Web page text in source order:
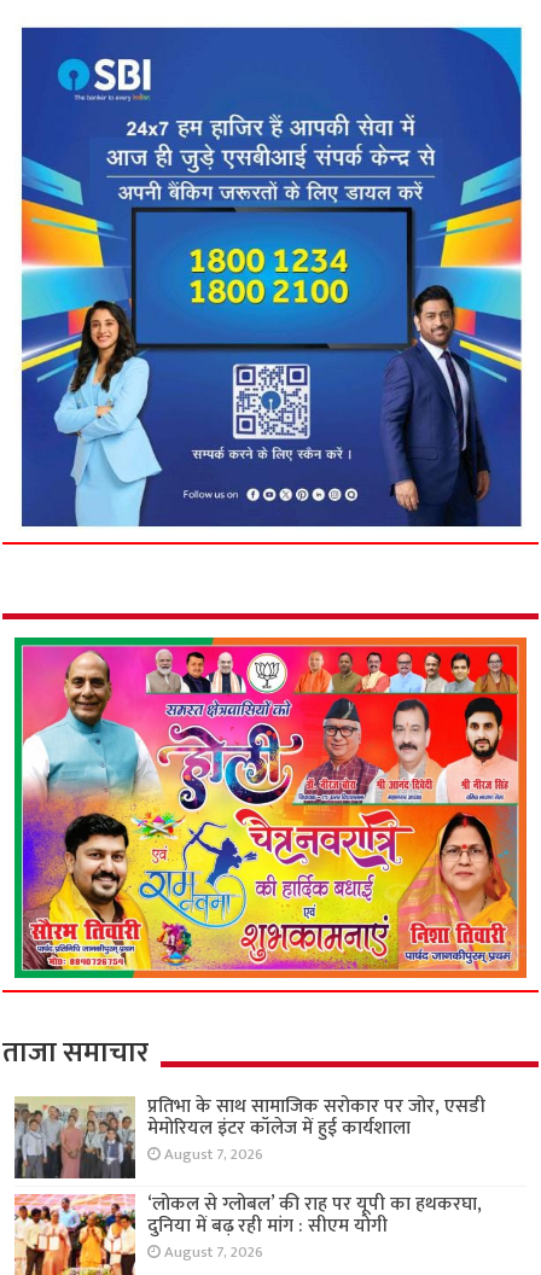
ताजा समाचार
प्रतिभा के साथ सामाजिक सरोकार पर जोर, एसडी
मेमोरियल इंटर कॉलेज में हुई कार्यशाला
August 7, 2026
‘लोकल से ग्लोबल’ की राह पर यूपी का हथकरघा,
दुनिया में बढ़ रही मांग : सीएम योगी
August 7, 2026